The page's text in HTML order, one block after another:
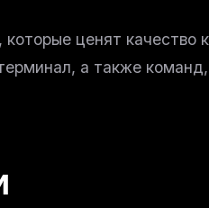
ценят качество
а также